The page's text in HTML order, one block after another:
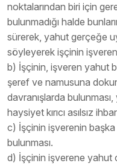
noktalarından biri için
bulunmadığı halde
sürerek, yahut gerçeğe
söyleyerek işçinin
b) İşçinin, işveren yahut
şeref ve namusuna
davranışlarda
haysiyet kırıcı asılsız
c) İşçinin işverenin
bulunması.
d) İşçinin işverene yahut